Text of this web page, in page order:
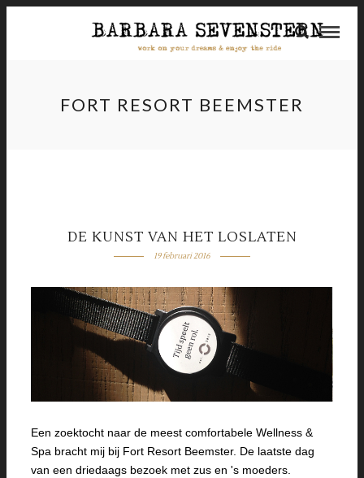
FORT RESORT BEEMSTER
DE KUNST VAN HET LOSLATEN
19 februari 2016
Een zoektocht naar de meest comfortabele Wellness &
Spa bracht mij bij Fort Resort Beemster. De laatste dag
van een driedaags bezoek met zus en 's moeders.